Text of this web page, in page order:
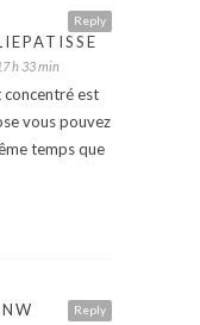
Reply
h 33 min
concentré est
vous pouvez
temps que
Reply